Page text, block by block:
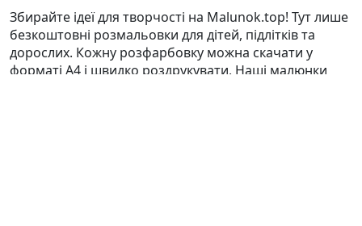
Збирайте ідеї для творчості на Malunok.top! Тут лише
безкоштовні розмальовки для дітей, підлітків та
дорослих. Кожну розфарбовку можна скачати у
форматі А4 і швидко роздрукувати. Наші малюнки